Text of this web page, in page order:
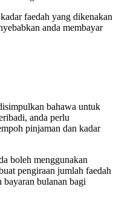
faedah yang dikenakan
anda membayar
bahawa untuk
anda perlu
pinjaman dan kadar
boleh menggunakan
pengiraan jumlah faedah
bayaran bulanan bagi